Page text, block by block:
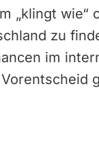
„klingt wie“
zu
im